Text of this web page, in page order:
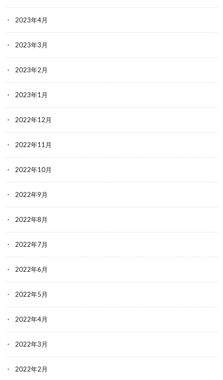
2023年4月
2023年3月
2023年2月
2023年1月
2022年12月
2022年11月
2022年10月
2022年9月
2022年8月
2022年7月
2022年6月
2022年5月
2022年4月
2022年3月
2022年2月